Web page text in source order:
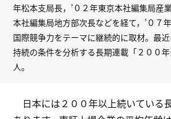
年松本支局長，’０２年東京本社編集局産
本社編集局地方部次長などを経て，’０７
国際競争力をテーマに継続的に取材。最
持続の条件を分析する長期連載「２００
人。
日本には２００年以上続いている